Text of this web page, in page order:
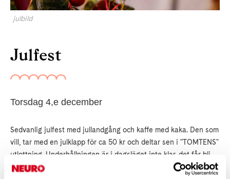
julbild
Julfest
Torsdag 4,e december
Sedvanlig julfest med jullandgång och kaffe med kaka. Den som
vill, tar med en julklapp för ca 50 kr och deltar sen i "TOMTENS"
utlottning. Underhållningen är i dagsläget inte klar, det får bli
en överraskning.